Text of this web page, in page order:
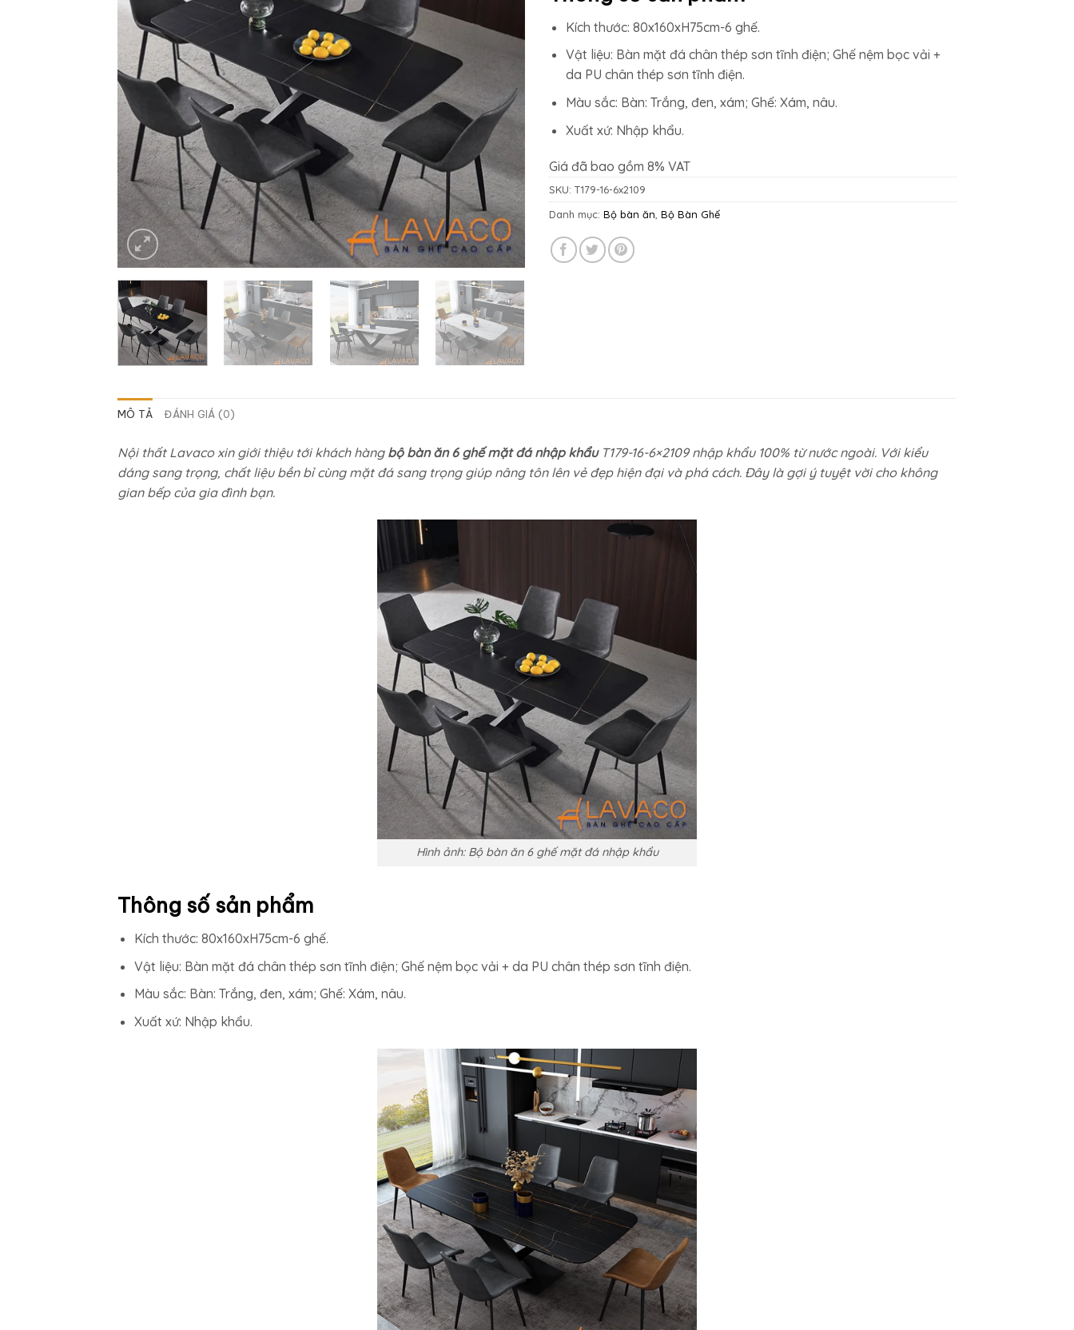
21.659.000₫.
là:
17.339.300₫.
Kích thước: 80x160xH75cm-6 ghế.
Vật liệu: Bàn mặt đá chân thép sơn tĩnh điện; Ghế nệm bọc vải +
da PU chân thép sơn tĩnh điện.
Màu sắc: Bàn: Trắng, đen, xám; Ghế: Xám, nâu.
Xuất xứ: Nhập khẩu.
Giá đã bao gồm 8% VAT
SKU: T179-16-6x2109
Danh mục: Bộ bàn ăn, Bộ Bàn Ghế
MÔ TẢ ĐÁNH GIÁ (0)
Nội thất Lavaco xin giới thiệu tới khách hàng bộ bàn ăn 6 ghế mặt đá nhập khẩuT179-16-6×2109 nhập khẩu 100% từ nước ngoài. Với kiểu
dáng sang trọng, chất liệu bền bỉ cùng mặt đá sang trọng giúp nâng tôn lên vẻ đẹp hiện đại và phá cách. Đây là gợi ý tuyệt vời cho không
gian bếp của gia đình bạn.
Hình ảnh: Bộ bàn ăn 6 ghế mặt đá nhập khẩu
Thông số sản phẩm
Kích thước: 80x160xH75cm-6 ghế.
Vật liệu: Bàn mặt đá chân thép sơn tĩnh điện; Ghế nệm bọc vải + da PU chân thép sơn tĩnh điện.
Màu sắc: Bàn: Trắng, đen, xám; Ghế: Xám, nâu.
Xuất xứ: Nhập khẩu.